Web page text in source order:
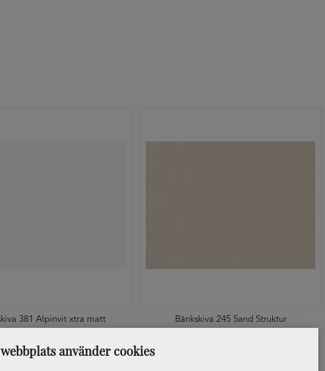
använder cookies
381 Alpinvit xtra matt Bänkskiva 245 Sand Struktur